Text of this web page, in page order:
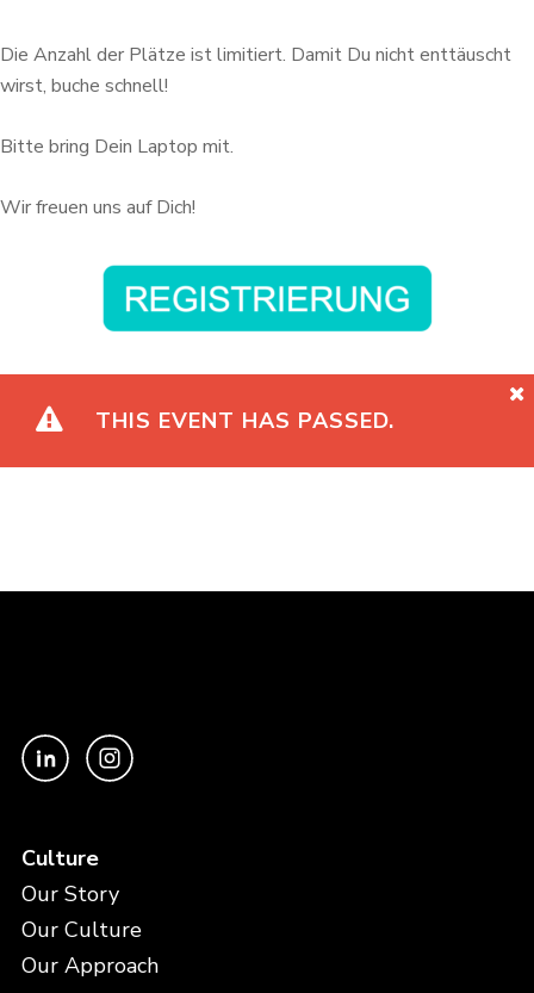
Die Anzahl der Plätze ist limitiert. Damit Du nicht enttäuscht
wirst, buche schnell!
Bitte bring Dein Laptop mit.
Wir freuen uns auf Dich!
THIS EVENT HAS PASSED.
Culture
Our Story
Our Culture
Our Approach